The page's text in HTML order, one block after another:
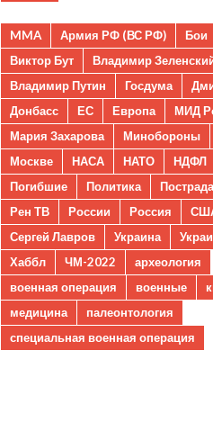
MMA Армия РФ (ВС РФ) Бои
Виктор Бут
Владимир
Владимир Путин
Госдума
Донбасс
ЕС Европа
МИД
Мария Захарова
Минобороны
Москве
НАСА НАТО НДФЛ
Погибшие
Политика
Рен ТВ
России Россия
Сергей Лавров
Украина
Хаббл
ЧМ-2022
археология
военная операция
военные
медицина
палеонтология
специальная военная операция